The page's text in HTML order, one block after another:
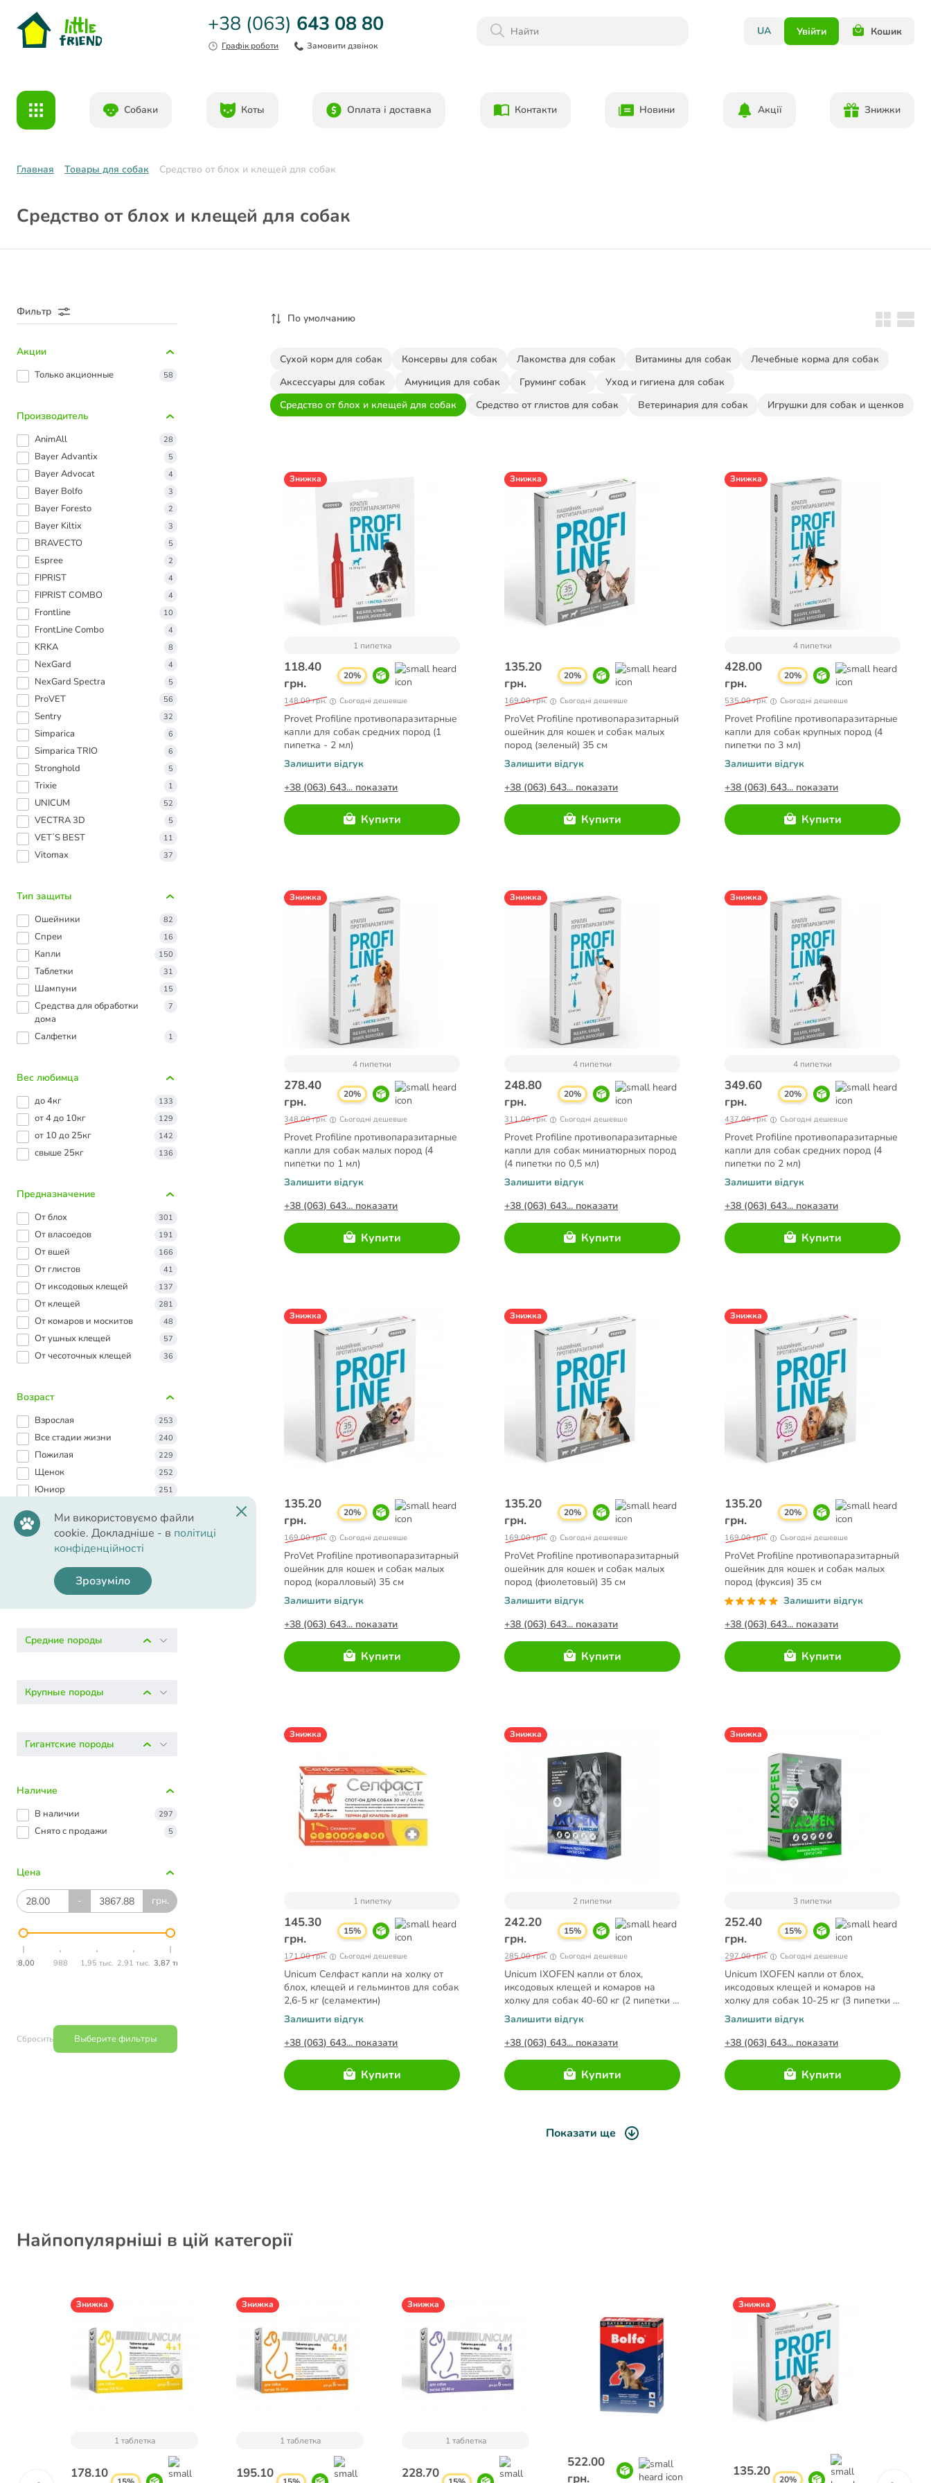
Дарим 1000грн на бонусный счет при регистрации!)
+38 (063) 643 08 80
Графік роботи Замовити дзвінок
UA Увійти Кошик
Собаки Коты Оплата і доставка Контакти Новини Акції Знижки
Главная Товары для собак Средство от блох и клещей для собак
Средство от блох и клещей для собак
Фильтр
Акции
Только акционные 58
Производитель
AnimAll 28
Bayer Advantix 5
Bayer Advocat 4
Bayer Bolfo 3
Bayer Foresto 2
Bayer Kiltix 3
BRAVECTO 5
Espree 2
FIPRIST 4
FIPRIST COMBO 4
Frontline 10
FrontLine Combo 4
KRKA 8
NexGard 4
NexGard Spectra 5
ProVET 56
Sentry 32
Simparica 6
Simparica TRIO 6
Stronghold 5
Trixie 1
UNICUM 52
VECTRA 3D 5
VETʼS BEST 11
Vitomax 37
Тип защиты
Ошейники 82
Спреи 16
Капли 150
Таблетки 31
Шампуни 15
Средства для обработки
дома
7
Салфетки 1
Вес любимца
до 4кг 133
от 4 до 10кг 129
от 10 до 25кг 142
свыше 25кг 136
Предназначение
От блох 301
От власоедов 191
От вшей 166
От глистов 41
От иксодовых клещей 137
От клещей 281
От комаров и москитов 48
От ушных клещей 57
От чесоточных клещей 36
Возраст
Взрослая 253
Все стадии жизни 240
Пожилая 229
Щенок 252
Юниор 251
Малые породы
Маниатюрные породы
Средние породы
Крупные породы
Гигантские породы
Наличие
В наличии 297
Снято с продажи 5
Цена
- грн.
28,00 988 1,95 тыс. 2,91 тыс. 3,87 тыс.
Сбросить Выберите фильтры
По умолчанию
Сухой корм для собак Консервы для собак Лакомства для собак Витамины для собак
Лечебные корма для собак
Аксессуары для собак
Амуниция для собак Груминг собак
Уход и гигиена для собак
Средство от блох и клещей для собак
Средство от глистов для собак Ветеринария для собак Игрушки для собак и щенков
Знижка
1 пипетка
118.40
грн.
20%
148.00 грн. Сьогодні дешевше
Provet Profiline противопаразитарные
капли для собак средних пород (1
пипетка - 2 мл)
Залишити відгук
+38 (063) 643... показати
Купити
Знижка
135.20
грн.
20%
169.00 грн. Сьогодні дешевше
ProVet Profiline противопаразитарный
ошейник для кошек и собак малых
пород (зеленый) 35 см
Залишити відгук
+38 (063) 643... показати
Купити
Знижка
4 пипетки
428.00
грн.
20%
535.00 грн. Сьогодні дешевше
Provet Profiline противопаразитарные
капли для собак крупных пород (4
пипетки по 3 мл)
Залишити відгук
+38 (063) 643... показати
Купити
Знижка
4 пипетки
278.40
грн.
20%
348.00 грн. Сьогодні дешевше
Provet Profiline противопаразитарные
капли для собак малых пород (4
пипетки по 1 мл)
Залишити відгук
+38 (063) 643... показати
Купити
Знижка
4 пипетки
248.80
грн.
20%
311.00 грн. Сьогодні дешевше
Provet Profiline противопаразитарные
капли для собак миниатюрных пород
(4 пипетки по 0,5 мл)
Залишити відгук
+38 (063) 643... показати
Купити
Знижка
4 пипетки
349.60
грн.
20%
437.00 грн. Сьогодні дешевше
Provet Profiline противопаразитарные
капли для собак средних пород (4
пипетки по 2 мл)
Залишити відгук
+38 (063) 643... показати
Купити
Знижка
135.20
грн.
20%
169.00 грн. Сьогодні дешевше
ProVet Profiline противопаразитарный
ошейник для кошек и собак малых
пород (коралловый) 35 см
Залишити відгук
+38 (063) 643... показати
Купити
Знижка
135.20
грн.
20%
169.00 грн. Сьогодні дешевше
ProVet Profiline противопаразитарный
ошейник для кошек и собак малых
пород (фиолетовый) 35 см
Залишити відгук
+38 (063) 643... показати
Купити
Знижка
135.20
грн.
20%
169.00 грн. Сьогодні дешевше
ProVet Profiline противопаразитарный
ошейник для кошек и собак малых
пород (фуксия) 35 см
Залишити відгук
+38 (063) 643... показати
Купити
Знижка
1 пипетку
145.30
грн.
15%
171.00 грн. Сьогодні дешевше
Unicum Селфаст капли на холку от
блох, клещей и гельминтов для собак
2,6-5 кг (селамектин)
Залишити відгук
+38 (063) 643... показати
Купити
Знижка
2 пипетки
242.20
грн.
15%
285.00 грн. Сьогодні дешевше
Unicum IXOFEN капли от блох,
иксодовых клещей и комаров на
холку для собак 40-60 кг (2 пипетки х
6 мл)
Залишити відгук
+38 (063) 643... показати
Купити
Знижка
3 пипетки
252.40
грн.
15%
297.00 грн. Сьогодні дешевше
Unicum IXOFEN капли от блох,
иксодовых клещей и комаров на
холку для собак 10-25 кг (3 пипетки х
2,5 мл)
Залишити відгук
+38 (063) 643... показати
Купити
Показати ще
Найпопулярніші в цій категорії
Знижка
1 таблетка
178.10
Знижка
1 таблетка
195.10
Знижка
1 таблетка
228.70
522.00
грн.
Знижка
135.20
20%
Ми використовуємо файли
cookie. Докладніше - в політиці
конфіденційності
Зрозуміло